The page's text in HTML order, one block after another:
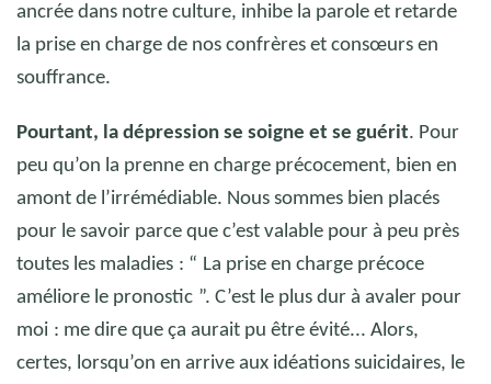
ancrée dans notre culture, inhibe la parole et retarde
la prise en charge de nos confrères et consœurs en
souffrance.
Pourtant, la dépression se soigne et se guérit. Pour
peu qu’on la prenne en charge précocement, bien en
amont de l’irrémédiable. Nous sommes bien placés
pour le savoir parce que c’est valable pour à peu près
toutes les maladies : “ La prise en charge précoce
améliore le pronostic ”. C’est le plus dur à avaler pour
moi : me dire que ça aurait pu être évité... Alors,
certes, lorsqu’on en arrive aux idéations suicidaires, le